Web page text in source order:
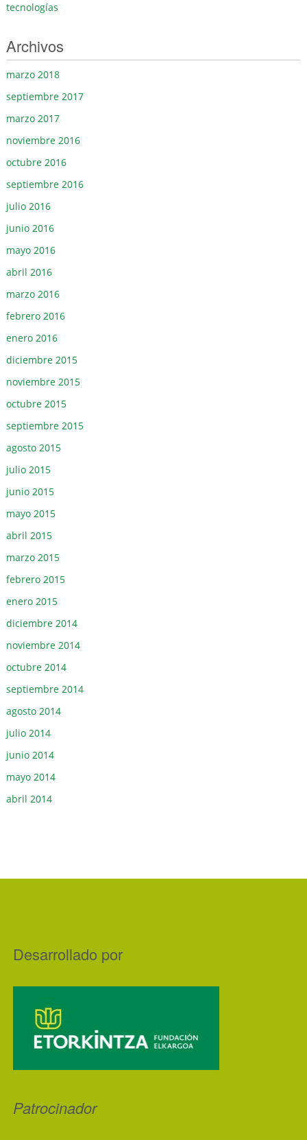
tecnologías
Archivos
marzo 2018
septiembre 2017
marzo 2017
noviembre 2016
octubre 2016
septiembre 2016
julio 2016
junio 2016
mayo 2016
abril 2016
marzo 2016
febrero 2016
enero 2016
diciembre 2015
noviembre 2015
octubre 2015
septiembre 2015
agosto 2015
julio 2015
junio 2015
mayo 2015
abril 2015
marzo 2015
febrero 2015
enero 2015
diciembre 2014
noviembre 2014
octubre 2014
septiembre 2014
agosto 2014
julio 2014
junio 2014
mayo 2014
abril 2014
Desarrollado por
Patrocinador